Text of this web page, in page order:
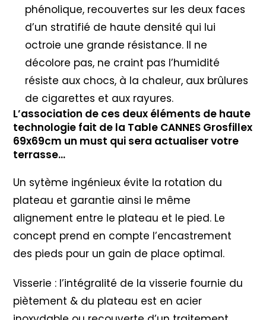
phénolique, recouvertes sur les deux faces
d’un stratifié de haute densité qui lui
octroie une grande résistance. Il ne
décolore pas, ne craint pas l’humidité
résiste aux chocs, à la chaleur, aux brûlures
de cigarettes et aux rayures.
L’association de ces deux éléments de haute
technologie fait de la Table CANNES Grosfillex
69x69cm un must qui sera actualiser votre
terrasse…
Un sytème ingénieux évite la rotation du
plateau et garantie ainsi le même
alignement entre le plateau et le pied. Le
concept prend en compte l’encastrement
des pieds pour un gain de place optimal.
Visserie : l’intégralité de la visserie fournie du
piètement & du plateau est en acier